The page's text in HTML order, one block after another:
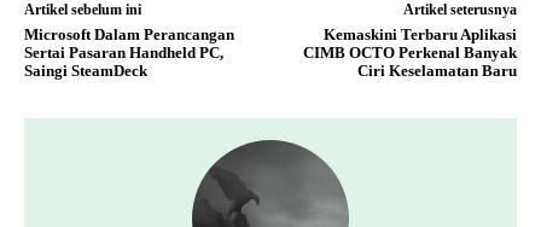
Artikel sebelum ini
Microsoft Dalam Perancangan
Sertai Pasaran Handheld PC,
Saingi SteamDeck
Artikel seterusnya
Kemaskini Terbaru Aplikasi
CIMB OCTO Perkenal Banyak
Ciri Keselamatan Baru